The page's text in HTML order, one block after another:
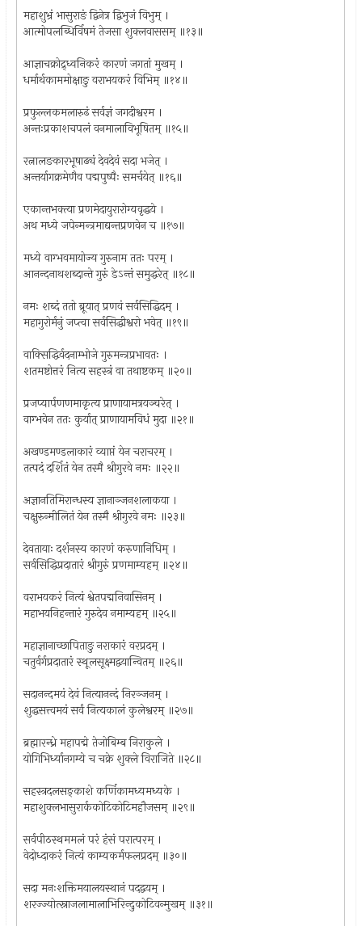
महाशुभ्रं भासुराङं द्विनेत्र द्विभुजं विभुम् ।
आत्मोपलब्धिर्विषमं तेजसा शुक्लवाससम् ॥१३॥
आज्ञाचक्रोद्र्ध्वनिकरं कारणं जगतां मुखम् ।
धर्मार्थकाममोक्षाङु वराभयकरं विभिम् ॥१४॥
प्रफुल्लकमलारुढं सर्वज्ञं जगदीश्वरम ।
अन्तःप्रकाशचपलं वनमालाविभूषितम् ॥१५॥
रत्नालङकारभूषाढ्यं देवदेवं सदा भजेत् ।
अन्तर्यागक्रमेणैव पद्मपुष्पैः समर्चयेत् ॥१६॥
एकान्तभक्त्या प्रणमेदायुरारोग्यवृद्धये ।
अथ मध्ये जपेन्मन्त्रमाद्यन्तप्रणवेन च ॥१७॥
मध्ये वाग्भवमायोज्य गुरुनाम ततः परम् ।
आनन्दनाथशब्दान्ते गुरुं डेऽन्तं समुद्धरेत् ॥१८॥
नमः शब्दं ततो ब्रूयात् प्रणवं सर्वसिद्धिदम् ।
महागुरोर्मनुं जप्त्वा सर्वसिद्धीश्वरो भवेत् ॥१९॥
वाक्‍सिद्धिर्वदनाम्भोजे गुरुमन्त्रप्रभावतः ।
शतमष्टोत्तरं नित्य सहस्त्रं वा तथाष्टकम् ॥२०॥
प्रजप्यार्पणणमाकृत्य प्राणायामत्रयञ्चरेत् ।
वाग्भवेन ततः कुर्यात् प्राणायामविधं मुदा ॥२१॥
अखण्डमण्डलाकारं व्याप्तं येन चराचरम् ।
तत्पदं दर्शितं येन तस्मै श्रीगुरवे नमः ॥२२॥
अज्ञानतिमिरान्धस्य ज्ञानाञ्जनशलाकया ।
चक्षुरुन्मीलितं येन तस्मै श्रीगुरवे नमः ॥२३॥
देवतायाः दर्शनस्य कारणं करुणानिधिम् ।
सर्वसिद्धिप्रदातारं श्रीगुरुं प्रणमाम्यहम् ॥२४॥
वराभयकरं नित्यं श्वेतपद्मनिवासिनम् ।
महाभयनिहन्तारं गुरुदेव नमाम्यहम् ॥२५॥
महाज्ञानाच्छापिताङु नराकारं वरप्रदम् ।
चतुर्वर्गप्रदातारं स्थूलसूक्ष्मद्वयान्वितम् ॥२६॥
सदानन्दमयं देवं नित्यानन्दं निरञ्जनम् ।
शुद्धसत्त्वमयं सर्वं नित्यकालं कुलेश्वरम् ॥२७॥
ब्रह्मारन्ध्रे महापद्मे तेजोबिम्ब निराकुले ।
योगिभिर्ध्यानगम्ये च चक्रे शुक्ले विराजिते ॥२८॥
सहस्त्रदलसङ्काशे कर्णिकामध्यमध्यके ।
महाशुक्लभासुरार्ककोटिकोटिमहौजसम् ॥२९॥
सर्वपीठस्थममलं परं हंसं परात्परम् ।
वेदोध्दाकरं नित्यं काम्यकर्मफलप्रदम् ॥३०॥
सदा मनःशक्तिमयालयस्थानं पदद्वयम् ।
शरज्ज्योत्स्नाजलामालाभिरिन्दुकोटिवन्मुखम् ॥३१॥